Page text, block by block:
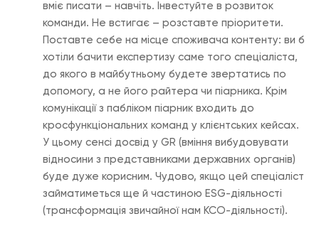
вміє писати – навчіть. Інвестуйте в розвиток
команди. Не встигає – розставте пріоритети.
Поставте себе на місце споживача контенту: ви б
хотіли бачити експертизу саме того спеціаліста,
до якого в майбутньому будете звертатись по
допомогу, а не його райтера чи піарника. Крім
комунікації з пабліком піарник входить до
кросфункціональних команд у клієнтських кейсах.
У цьому сенсі досвід у GR (вміння вибудовувати
відносини з представниками державних органів)
буде дуже корисним. Чудово, якщо цей спеціаліст
займатиметься ще й частиною ESG-діяльності
(трансформація звичайної нам КСО-діяльності).